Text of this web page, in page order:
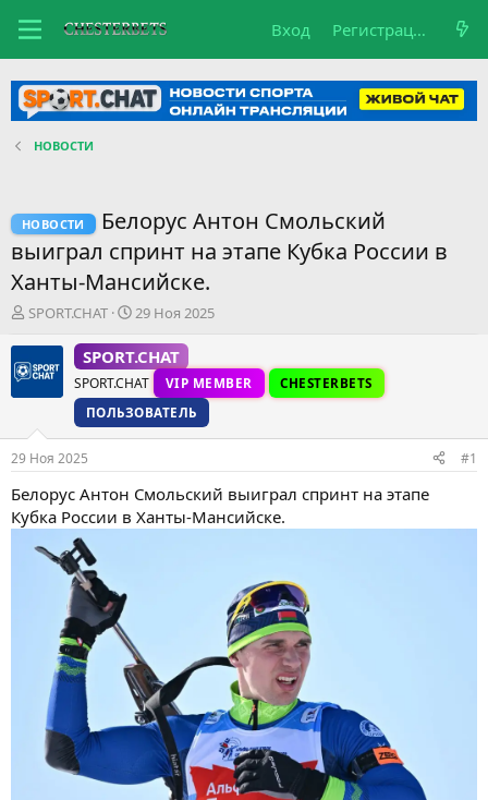
Вход Регистрация
НОВОСТИ
НОВОСТИ
Белорус Антон Смольский
выиграл спринт на этапе Кубка России в
Ханты-Мансийске.
А
т
о
е
м
ы
SPORT.CHAT
Д
т
а
н
а
ч
л
а
29 Ноя 2025
SPORT.CHAT
SPORT.CHAT VIP MEMBER
CHESTERBETS
ПОЛЬЗОВАТЕЛЬ
29 Ноя 2025 #1
Белорус Антон Смольский выиграл спринт на этапе
Кубка России в Ханты-Мансийске.